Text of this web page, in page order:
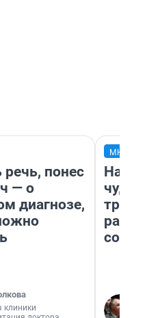
речь, понес
— о
диагнозе,
клиники